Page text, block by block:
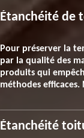
Étanchéité de
Pour préserver la
par la qualité des
produits qui
méthodes
Étanchéité